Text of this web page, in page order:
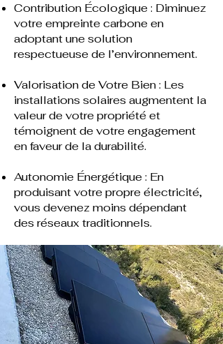
Contribution Écologique : Diminuez
votre empreinte carbone en
adoptant une solution
respectueuse de l’environnement.
Valorisation de Votre Bien : Les
installations solaires augmentent la
valeur de votre propriété et
témoignent de votre engagement
en faveur de la durabilité.
Autonomie Énergétique : En
produisant votre propre électricité,
vous devenez moins dépendant
des réseaux traditionnels.